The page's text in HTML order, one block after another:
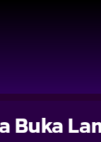
Buka